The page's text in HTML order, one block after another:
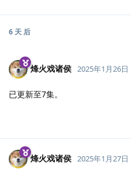
6 天 后
烽火戏诸侯 2025年1月26日
已更新至7集。
烽火戏诸侯 2025年1月27日